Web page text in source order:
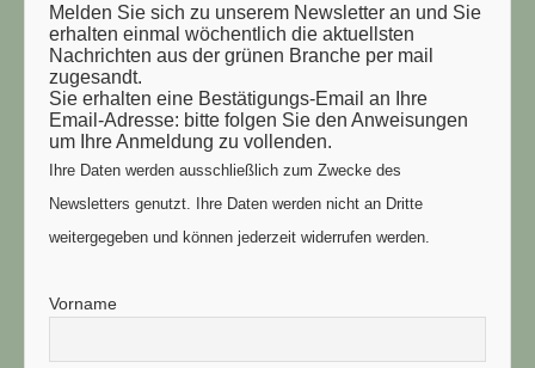
Melden Sie sich zu unserem Newsletter an und Sie
erhalten einmal wöchentlich die aktuellsten
Nachrichten aus der grünen Branche per mail
zugesandt.
Sie erhalten eine Bestätigungs-Email an Ihre
Email-Adresse: bitte folgen Sie den Anweisungen
um Ihre Anmeldung zu vollenden.
Ihre Daten werden ausschließlich zum Zwecke des
Newsletters genutzt. Ihre Daten werden nicht an Dritte
weitergegeben und können jederzeit widerrufen werden.
Vorname